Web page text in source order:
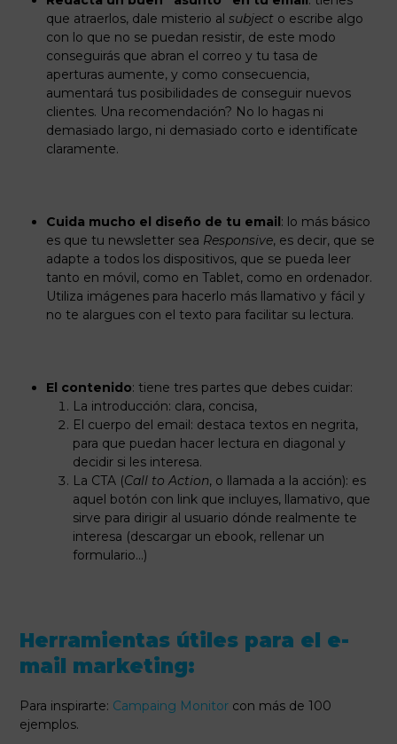
que atraerlos, dale misterio alsubject o escribe algo
con lo que no se puedan resistir, de este modo
conseguirás que abran el correo y tu tasa de
aperturas aumente, y como consecuencia,
aumentará tus posibilidades de conseguir nuevos
clientes. Una recomendación? No lo hagas ni
demasiado largo, ni demasiado corto e identifícate
claramente.
Cuida mucho el diseño de tu email: lo más básico
es que tu newsletter sea Responsive, es decir, que se
adapte a todos los dispositivos, que se pueda leer
tanto en móvil, como en Tablet, como en ordenador.
Utiliza imágenes para hacerlo más llamativo y fácil y
no te alargues con el texto para facilitar su lectura.
El contenido: tiene tres partes que debes cuidar:
La introducción: clara, concisa,
El cuerpo del email: destaca textos en negrita,
para que puedan hacer lectura en diagonal y
decidir si les interesa.
La CTA (Call to Action, o llamada a la acción): es
aquel botón con link que incluyes, llamativo, que
sirve para dirigir al usuario dónde realmente te
interesa (descargar un ebook, rellenar un
formulario…)
Herramientas útiles para el e-
mail marketing:
Para inspirarte: Campaing Monitor con más de 100
ejemplos.